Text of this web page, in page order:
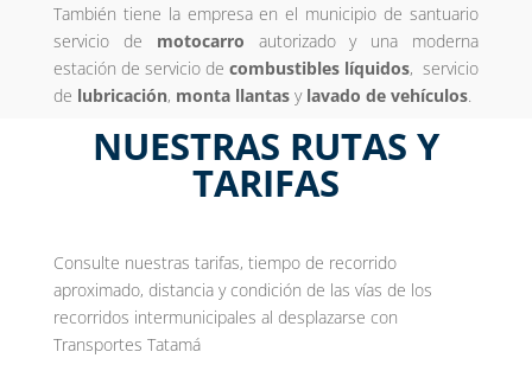
También tiene la empresa en el municipio de santuario
servicio de motocarro autorizado y una moderna
estación de servicio decombustibles líquidos, servicio
de lubricación, monta llantasy lavado de vehículos.
NUESTRAS RUTAS Y
TARIFAS
Consulte nuestras tarifas, tiempo de recorrido
aproximado, distancia y condición de las vías de los
recorridos intermunicipales al desplazarse con
Transportes Tatamá